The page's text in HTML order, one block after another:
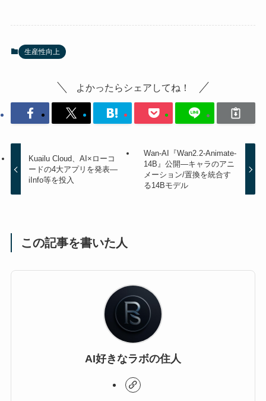
生産性向上
よかったらシェアしてね！
Kuailu Cloud、AI×ローコ
ードの4大アプリを発表—
iInfo等を投入
Wan-AI『Wan2.2-Animate-
14B』公開—キャラのアニ
メーション/置換を統合す
る14Bモデル
この記事を書いた人
AI好きなラボの住人